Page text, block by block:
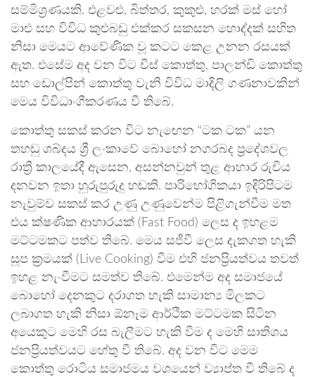
සම්මිශ්‍රණයකි. එළවළු, බිත්තර, කුකුළු, හරක් මස් හෝ
මාළු සහ විවිධ කුළුබඩු එක්කර සකසන හොද්දක් සහිත
නිසා මෙයට ආවේණික වූ කටට කෙළ උනන රසයක්
ඇත. එසේම අද වන විට චීස් කොත්තු, පාලන්ඩි කොත්තු
සහ ඩොල්පින් කොත්තු වැනි විවිධ මාදිලි ගණනාවකින්
මෙය විවිධාංගීකරණය වී තිබේ.
කොත්තු සකස් කරන විට නැඟෙන “ටක ටක” යන
තහඩු ශබ්දය ශ්‍රී ලංකාවේ බොහෝ නගරබද ප්‍රදේශවල
රාත්‍රී කාලයේදී ඇසෙන, අසන්නවුන් තුළ ආහාර රුචිය
දනවන ඉතා හුරුපුරුදු හඬකි. පාරිභෝගිකයා ඉදිරිපිටම
නැවුම්ව සකස් කර උණු උණුවෙන්ම පිළිගැන්වීම මත
එය ක්ෂණික ආහාරයක් (Fast Food) ලෙස ද ඉහළම
මට්ටමකට පත්ව තිබේ. මෙය සජීවී ලෙස දැකගත හැකි
සූප ක්‍රමයක් (Live Cooking) වීම එහි ජනප්‍රියත්වය තවත්
ඉහළ නැංවීමට සමත්ව තිබේ. එමෙන්ම අද සමාජයේ
බොහෝ දෙනකුට දරාගත හැකි සාමාන්‍ය මිලකට
ලබාගත හැකි නිසා ඕනෑම ආර්ථික මට්ටමක සිටින
අයෙකුට මෙහි රස බැලීමට හැකි වීම ද මෙහි සාතිශය
ජනප්‍රියත්වයට හේතු වී තිබේ. අද වන විට මෙම
කොත්තු රොටිය සමාජමය වශයෙන් ව්‍යාප්ත වී තිබේ ද